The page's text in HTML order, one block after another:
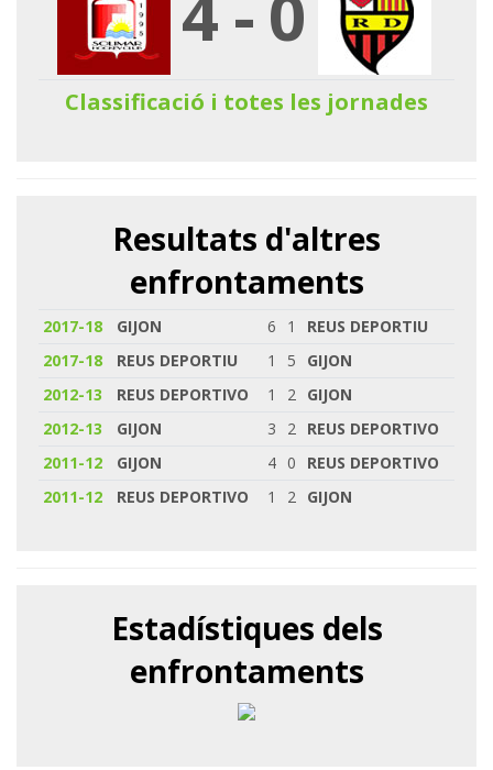
Classificació i totes les jornades
Resultats d'altres
enfrontaments
2017-18 GIJON 6 1
REUS DEPORTIU
2017-18
REUS DEPORTIU 1 5
GIJON
2012-13
REUS DEPORTIVO 1 2 GIJON
2012-13
GIJON 3 2 REUS DEPORTIVO
2011-12
GIJON 4 0
REUS DEPORTIVO
2011-12
REUS DEPORTIVO 1 2 GIJON
Estadístiques dels
enfrontaments